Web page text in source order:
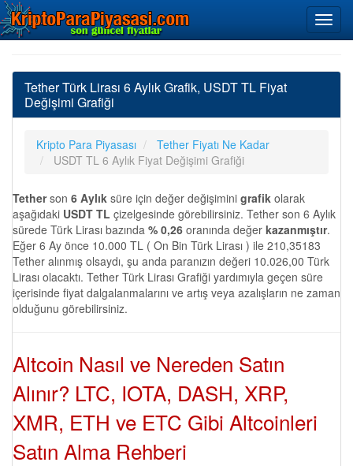
Tether Türk Lirası 6 Aylık Grafik, USDT TL Fiyat
Değişimi Grafiği
Kripto Para Piyasası
Tether Fiyatı Ne Kadar
USDT TL 6 Aylık Fiyat Değişimi Grafiği
Tetherson 6 Aylık süre için değer değişimini grafik olarak
aşağıdaki USDT TL çizelgesinde görebilirsiniz. Tether son 6 Aylık
sürede Türk Lirası bazında % 0,26 oranında değer kazanmıştır.
Eğer 6 Ay önce 10.000 TL ( On Bin Türk Lirası ) ile 210,35183
Tether alınmış olsaydı, şu anda paranızın değeri 10.026,00 Türk
Lirası olacaktı. Tether Türk Lirası Grafiği yardımıyla geçen süre
içerisinde fiyat dalgalanmalarını ve artış veya azalışların ne zaman
olduğunu görebilirsiniz.
Altcoin Nasıl ve Nereden Satın
Alınır? LTC, IOTA, DASH, XRP,
XMR, ETH ve ETC Gibi Altcoinleri
Satın Alma Rehberi